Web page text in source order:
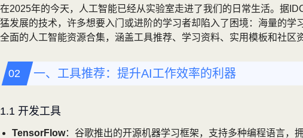
在2025年的今天，人工智能已经从实验室走进了我们的日常生活。据
猛发展的技术，许多想要入门或进阶的学习者却陷入了困境：海量的
全面的人工智能资源合集，涵盖工具推荐、学习资料、实用模板和社区
一、工具推荐：提升AI工作效率的利器
1.1 开发工具
TensorFlow：谷歌推出的开源机器学习框架，支持多种编程语言，